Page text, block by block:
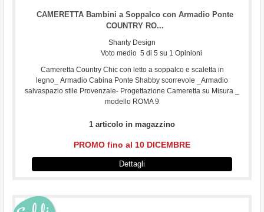
CAMERETTA Bambini a Soppalco con Armadio Ponte
COUNTRY RO...
Shanty Design
Voto medio 5 di 5 su 1 Opinioni
Cameretta Country Chic con letto a soppalco e scaletta in
legno_ Armadio Cabina Ponte Shabby scorrevole _Armadio
salvaspazio stile Provenzale- Progettazione Cameretta su Misura _
modello ROMA 9
1 articolo in magazzino
PROMO fino al 10 DICEMBRE
Dettagli